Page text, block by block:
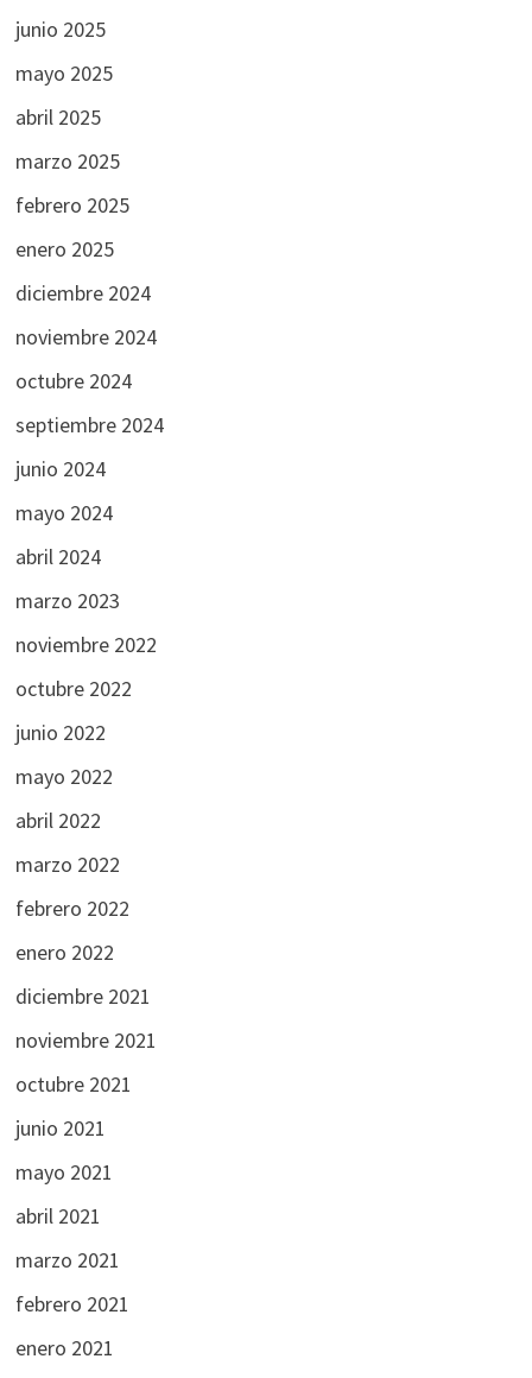
junio 2025
mayo 2025
abril 2025
marzo 2025
febrero 2025
enero 2025
diciembre 2024
noviembre 2024
octubre 2024
septiembre 2024
junio 2024
mayo 2024
abril 2024
marzo 2023
noviembre 2022
octubre 2022
junio 2022
mayo 2022
abril 2022
marzo 2022
febrero 2022
enero 2022
diciembre 2021
noviembre 2021
octubre 2021
junio 2021
mayo 2021
abril 2021
marzo 2021
febrero 2021
enero 2021